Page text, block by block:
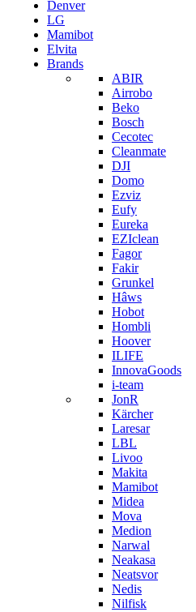
Denver
LG
Mamibot
Elvita
Brands
ABIR
Airrobo
Beko
Bosch
Cecotec
Cleanmate
DJI
Domo
Ezviz
Eufy
Eureka
EZIclean
Fagor
Fakir
Grunkel
Hâws
Hobot
Hombli
Hoover
ILIFE
InnovaGoods
i-team
JonR
Kärcher
Laresar
LBL
Livoo
Makita
Mamibot
Midea
Mova
Medion
Narwal
Neakasa
Neatsvor
Nedis
Nilfisk